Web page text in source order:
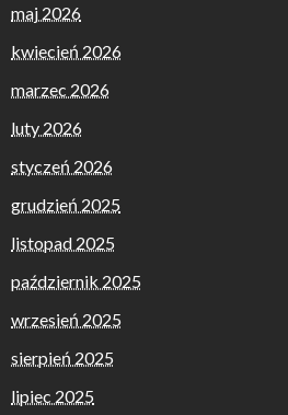
maj 2026
kwiecień 2026
marzec 2026
luty 2026
styczeń 2026
grudzień 2025
listopad 2025
październik 2025
wrzesień 2025
sierpień 2025
lipiec 2025